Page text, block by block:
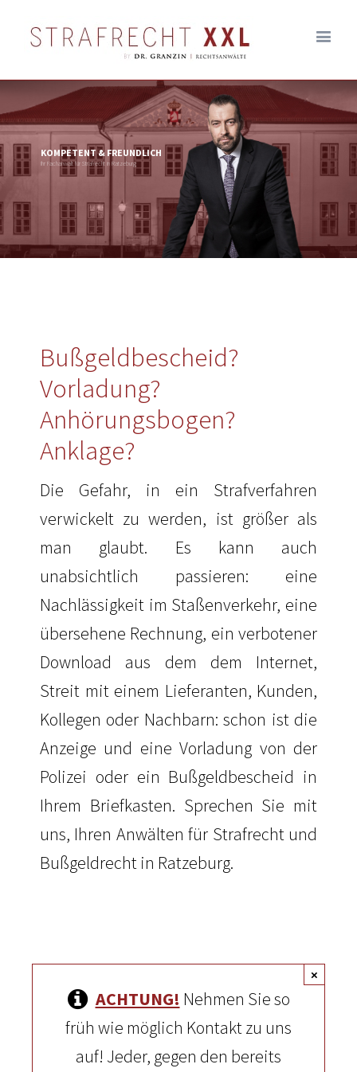
KOMPETENT & FREUNDLICH
Ihr Fachanwalt für Strafrecht in Ratzeburg
Bußgeldbescheid?
Vorladung?
Anhörungsbogen?
Anklage?
Die Gefahr, in ein Strafverfahren
verwickelt zu werden, ist größer als
man glaubt. Es kann auch
unabsichtlich passieren: eine
Nachlässigkeit im Staßenverkehr, eine
übersehene Rechnung, ein verbotener
Download aus dem dem Internet,
Streit mit einem Lieferanten, Kunden,
Kollegen oder Nachbarn: schon ist die
Anzeige und eine Vorladung von der
Polizei oder ein Bußgeldbescheid in
Ihrem Briefkasten. Sprechen Sie mit
uns, Ihren Anwälten für Strafrecht und
Bußgeldrecht in Ratzeburg.
×
ACHTUNG! Nehmen Sie so
früh wie möglich Kontakt zu uns
auf! Jeder, gegen den bereits